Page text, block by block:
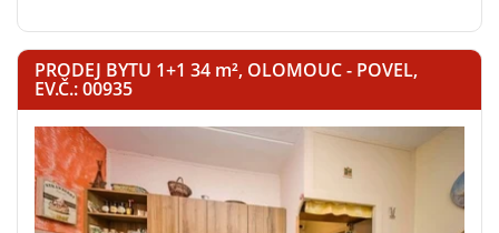
PRODEJ BYTU 1+1 34 m², OLOMOUC - POVEL,
EV.Č.: 00935